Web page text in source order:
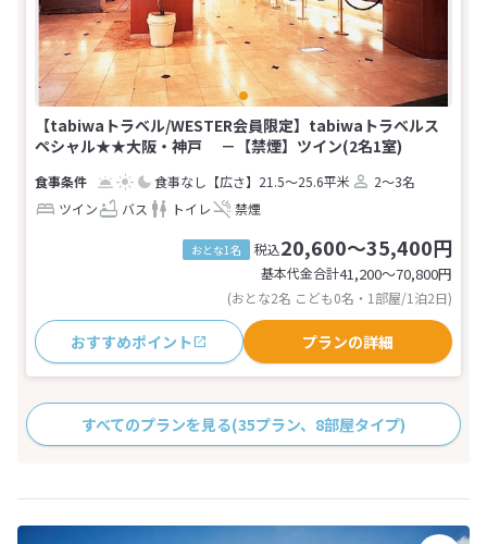
【tabiwaトラベル/WESTER会員限定】tabiwaトラベルス
ペシャル★★大阪・神戸 －【禁煙】ツイン(2名1室)
食事なし 【広さ】21.5～25.6平米
2～3名
ツイン
バス トイレ 禁煙
おとな1名 税込20,600～35,400円
基本代金合計41,200〜70,800円
(おとな2名 こども0名・1部屋/1泊2日)
おすすめポイント プランの詳細
すべてのプランを見る(35プラン、8部屋タイプ)